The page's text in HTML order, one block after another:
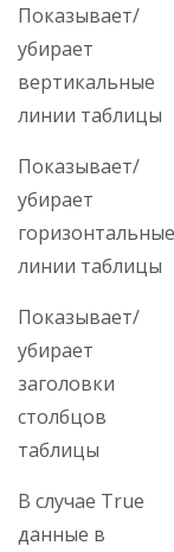
Показывает/
убирает
вертикальные
линии таблицы
Показывает/
убирает
горизонтальные
линии таблицы
Показывает/
убирает
заголовки
столбцов
таблицы
В случае True
данные в